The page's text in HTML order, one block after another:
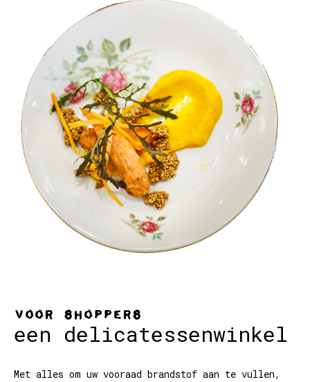
Voor shoppers
een delicatessenwinkel
Met alles om uw vooraad brandstof aan te vullen,